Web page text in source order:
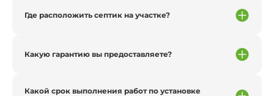
Где расположить септик на участке?
Какую гарантию вы предоставляете?
Какой срок выполнения работ по установке